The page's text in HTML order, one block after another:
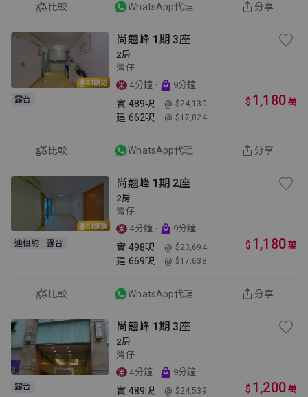
比較 WhatsApp代理 分享
AI講房
露台
尚翹峰 1期 3座
2房
灣仔
4分鐘 · 9分鐘
實 489呎 @ $24,130
建 662呎 @ $17,824
$ 1,180萬
比較 WhatsApp代理 分享
AI講房
連租約 露台
尚翹峰 1期 2座
2房
灣仔
4分鐘 · 9分鐘
實 498呎 @ $23,694
建 669呎 @ $17,638
$ 1,180萬
比較 WhatsApp代理 分享
露台
尚翹峰 1期 3座
2房
灣仔
4分鐘 · 9分鐘
實 489呎 @ $24,539 $ 1,200萬